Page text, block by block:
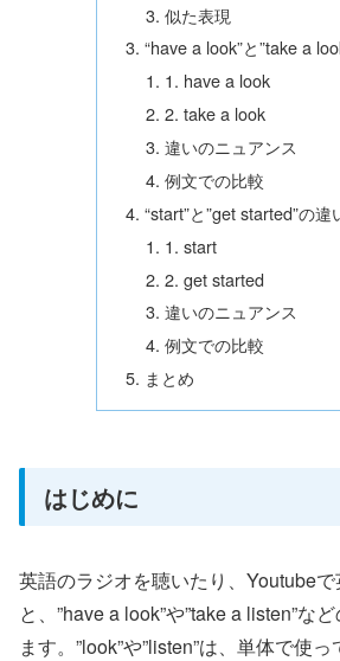
似た表現
“have a look”と”take a
1. have a look
2. take a look
違いのニュアンス
例文での比較
“start”と”get started”の違
1. start
2. get started
違いのニュアンス
例文での比較
まとめ
はじめに
英語のラジオを聴いたり、Youtube
と、”have a look”や”take a listen”な
ます。”look”や”listen”は、単体で使